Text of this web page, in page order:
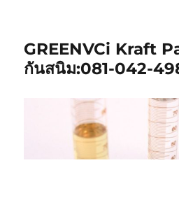
GREENVCi Kraft
กันสนิม:081-042-